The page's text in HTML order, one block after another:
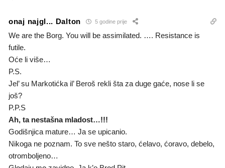
onaj najgl... Dalton 5 godine prije
We are the Borg. You will be assimilated. …. Resistance is
futile.
Oće li više…
P.S.
Jel’ su Markotićka il’ Beroš rekli šta za duge gaće, nose li se
još?
P.P.S
Ah, ta nestašna mladost…!!!
Godišnjica mature… Ja se upicanio.
Nikoga ne poznam. To sve nešto staro, ćelavo, ćoravo, debelo,
otromboljeno…